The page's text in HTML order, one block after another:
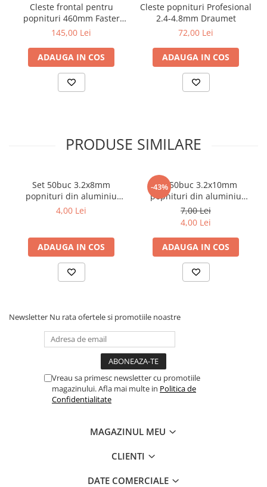
Cleste frontal pentru
popnituri 460mm Faster
Tools
145,00 Lei
ADAUGA IN COS
Cleste popnituri Profesional
2.4-4.8mm Draumet
72,00 Lei
ADAUGA IN COS
PRODUSE SIMILARE
Set 50buc 3.2x8mm
popnituri din aluminiu
Faster Tools
4,00 Lei
ADAUGA IN COS
-43%
Set 50buc 3.2x10mm
popnituri din aluminiu
Faster Tools
7,00 Lei
4,00 Lei
ADAUGA IN COS
Newsletter Nu rata ofertele si promotiile noastre
Vreau sa primesc newsletter cu promotiile
magazinului. Afla mai multe in Politica de
Confidentialitate
MAGAZINUL MEU
CLIENTI
DATE COMERCIALE